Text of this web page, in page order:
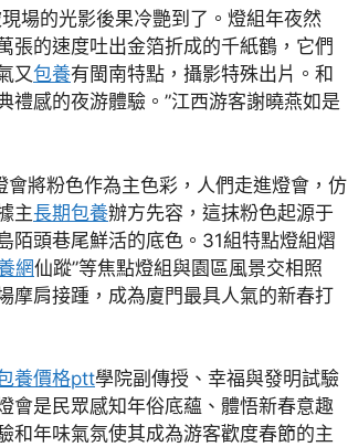
場的光影後果冷艷到了。燈組年夜然
張的速度吐出金箔折成的千紙鶴，它們
又包養有閩南特點，攝影特殊出片。和
禮感的夜游體驗。”江西游客謝曉燕如是
會將粉色作為主色彩，人們走進燈會，仿
主長期包養辦方先容，這抹粉色起源于
陌頭巷尾鮮活的底色。31組特點燈組熠
網仙蹤”等焦點燈組與園區風景交相照
摩肩接踵，成為廈門最具人氣的新春打
養價格ptt學院副傳授、幸福與發明試驗
會是民眾感知年俗底蘊、體悟新春意趣
和年味氣氛使其成為游客歡度春節的主